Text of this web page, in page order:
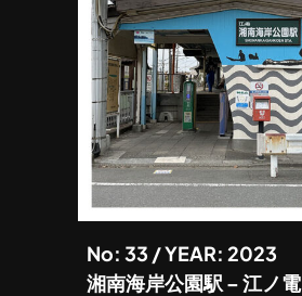
No: 33 / YEAR: 2023
湘南海岸公園駅 – 江ノ電